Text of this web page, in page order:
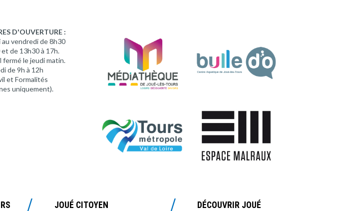
D'OUVERTURE :
au vendredi de 8h30
de 13h30 à 17h.
fermé le jeudi matin.
de 9h à 12h
et Formalités
uniquement).
JOUÉ CITOYEN DÉCOUVRIR JOUÉ